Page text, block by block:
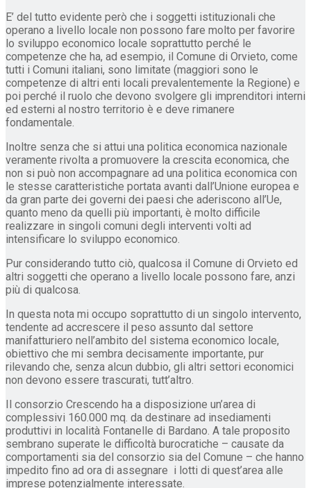
E’ del tutto evidente però che i soggetti istituzionali che
operano a livello locale non possono fare molto per favorire
lo sviluppo economico locale soprattutto perché le
competenze che ha, ad esempio, il Comune di Orvieto, come
tutti i Comuni italiani, sono limitate (maggiori sono le
competenze di altri enti locali prevalentemente la Regione) e
poi perché il ruolo che devono svolgere gli imprenditori interni
ed esterni al nostro territorio è e deve rimanere
fondamentale.
Inoltre senza che si attui una politica economica nazionale
veramente rivolta a promuovere la crescita economica, che
non si può non accompagnare ad una politica economica con
le stesse caratteristiche portata avanti dall’Unione europea e
da gran parte dei governi dei paesi che aderiscono all’Ue,
quanto meno da quelli più importanti, è molto difficile
realizzare in singoli comuni degli interventi volti ad
intensificare lo sviluppo economico.
Pur considerando tutto ciò, qualcosa il Comune di Orvieto ed
altri soggetti che operano a livello locale possono fare, anzi
più di qualcosa.
In questa nota mi occupo soprattutto di un singolo intervento,
tendente ad accrescere il peso assunto dal settore
manifatturiero nell’ambito del sistema economico locale,
obiettivo che mi sembra decisamente importante, pur
rilevando che, senza alcun dubbio, gli altri settori economici
non devono essere trascurati, tutt’altro.
Il consorzio Crescendo ha a disposizione un’area di
complessivi 160.000 mq. da destinare ad insediamenti
produttivi in località Fontanelle di Bardano. A tale proposito
sembrano superate le difficoltà burocratiche – causate da
comportamenti sia del consorzio sia del Comune – che hanno
impedito fino ad ora di assegnare i lotti di quest’area alle
imprese potenzialmente interessate.